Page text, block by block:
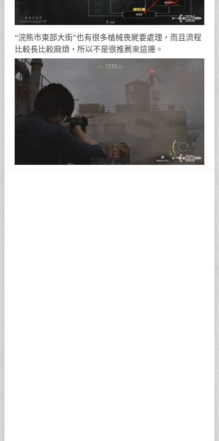
“浣熊市東部大街”也有很多槍械喪屍要處理，而且流程
比較長比較麻煩，所以不是很推薦來這邊。